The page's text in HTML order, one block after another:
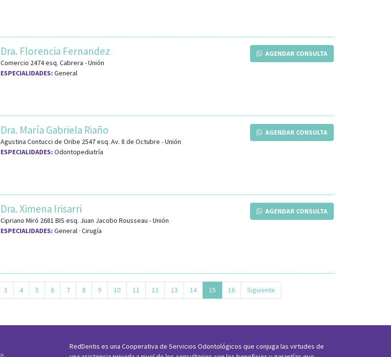
AGENDAR CONSULTA
Dra. Florencia Fernandez
Comercio 2474esq. Cabrera -Unión
ESPECIALIDADES: General
AGENDAR CONSULTA
Dra. María Gabriela Riaño
Agustina Contucci de Oribe 2547esq. Av. 8 de Octubre -Unión
ESPECIALIDADES: Odontopediatría
AGENDAR CONSULTA
Dra. Ximena Irisarri
Cipriano Miró 2681 BIS esq. Juan Jacobo Rousseau -Unión
ESPECIALIDADES: General · Cirugía
3 4 5 6 7 8 9 10 11 12 13 14 15 16 Siguiente
RedDentis es una Cooperativa de Servicios Odontológicos que conjuga las virtudes de